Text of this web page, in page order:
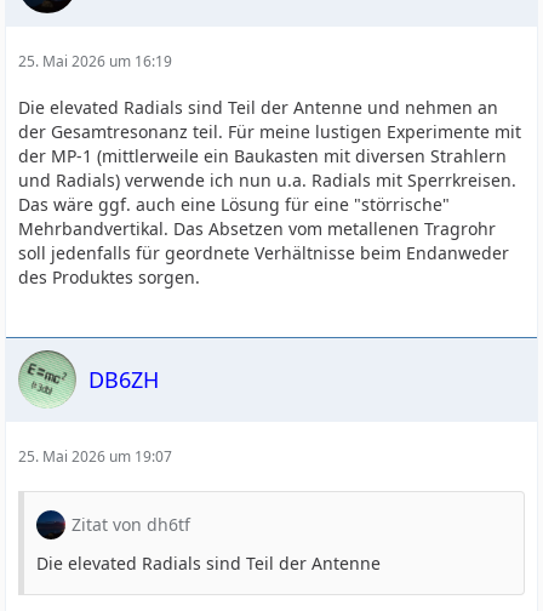
25. Mai 2026 um 16:19
Die elevated Radials sind Teil der Antenne und nehmen an
der Gesamtresonanz teil. Für meine lustigen Experimente mit
der MP-1 (mittlerweile ein Baukasten mit diversen Strahlern
und Radials) verwende ich nun u.a. Radials mit Sperrkreisen.
Das wäre ggf. auch eine Lösung für eine "störrische"
Mehrbandvertikal. Das Absetzen vom metallenen Tragrohr
soll jedenfalls für geordnete Verhältnisse beim Endanweder
des Produktes sorgen.
DB6ZH
25. Mai 2026 um 19:07
Zitat von dh6tf
Die elevated Radials sind Teil der Antenne